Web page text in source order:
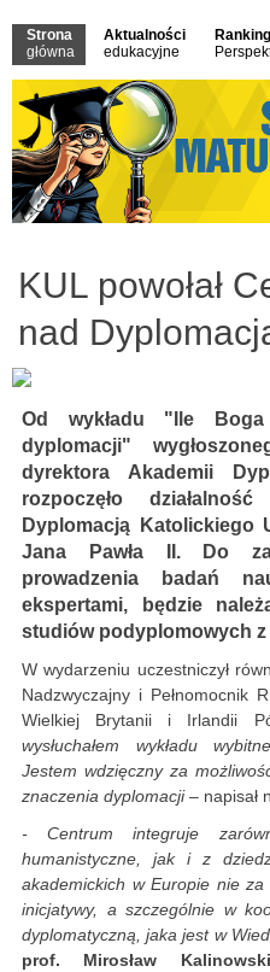
Strona
główna
Aktualności
edukacyjne
KUL powołał
nad
Od wykładu "Ile
dyplomacji"
dyrektora Akademii
rozpoczęło
Dyplomacją Katolickiego
Jana Pawła II. Do
prowadzenia badań
ekspertami, będzie
studiów podyplomowych
W wydarzeniu uczestniczył
Nadzwyczajny i Pełnomocnik
Wielkiej Brytanii i Irlandii
wysłuchałem wykładu
Jestem wdzięczny za
znaczenia dyplomacji– napisał
- Centrum integruje
humanistyczne, jak i z
akademickich w Europie nie
inicjatywy, a szczególnie w
dyplomatyczną, jaka jest w
prof. Mirosław Kalinowski